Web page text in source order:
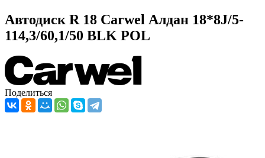
Автодиск R 18 Carwel Алдан 18*8J/5-
114,3/60,1/50 BLK POL
Поделиться